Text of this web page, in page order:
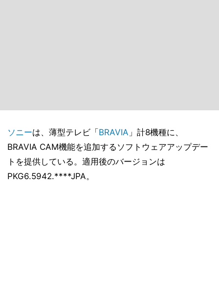
ソニーは、薄型テレビ「 BRAVIA 」計8機種に、
BRAVIA CAM機能を追加するソフトウェアアップデー
トを提供している。適用後のバージョンは
PKG6.5942.****JPA。